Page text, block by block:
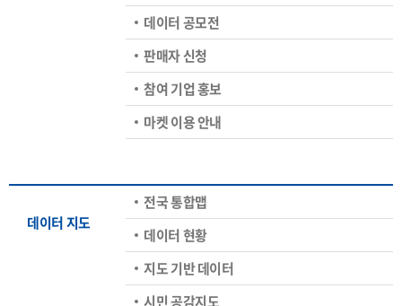
데이터 공모전
판매자 신청
참여 기업 홍보
마켓 이용 안내
데이터 지도
전국 통합맵
데이터 현황
지도 기반 데이터
시민 공감지도